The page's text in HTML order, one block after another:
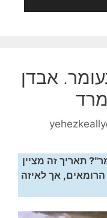
אבדן
תאריך זה מציין
אך לאיזה